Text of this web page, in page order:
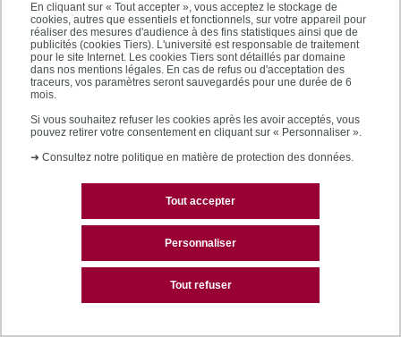
En cliquant sur « Tout accepter », vous acceptez le stockage de
cookies, autres que essentiels et fonctionnels, sur votre appareil pour
réaliser des mesures d'audience à des fins statistiques ainsi que de
publicités (cookies Tiers). L'université est responsable de traitement
pour le site Internet. Les cookies Tiers sont détaillés par domaine
dans nos mentions légales. En cas de refus ou d'acceptation des
traceurs, vos paramètres seront sauvegardés pour une durée de 6
mois.
Si vous souhaitez refuser les cookies après les avoir acceptés, vous
pouvez retirer votre consentement en cliquant sur « Personnaliser ».
➜ Consultez notre politique en matière de protection des données.
Tout accepter
Tout refuser
Personnaliser
LES BU SUR...
Mentions légales
Contactez les bibliothèques